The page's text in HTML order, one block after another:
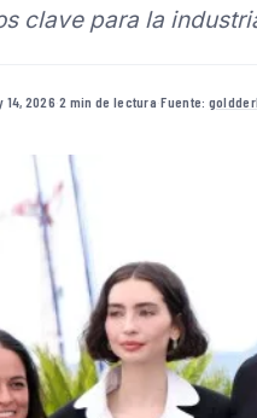
clave para la
14, 2026·2 min de lectura·Fuente: